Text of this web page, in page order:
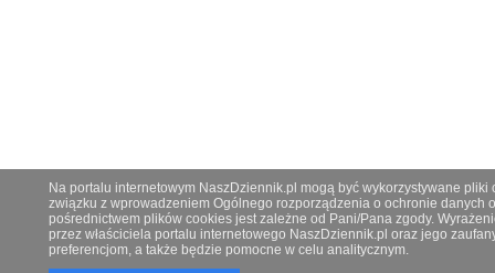
Na portalu internetowym NaszDziennik.pl mogą być wykorzystywane
związku z wprowadzeniem Ogólnego rozporządzenia o ochronie danych
pośrednictwem plików cookies jest zależne od Pani/Pana zgody.
przez właściciela portalu internetowego NaszDziennik.pl oraz jego
preferencjom, a także będzie pomocne w celu analitycznym.